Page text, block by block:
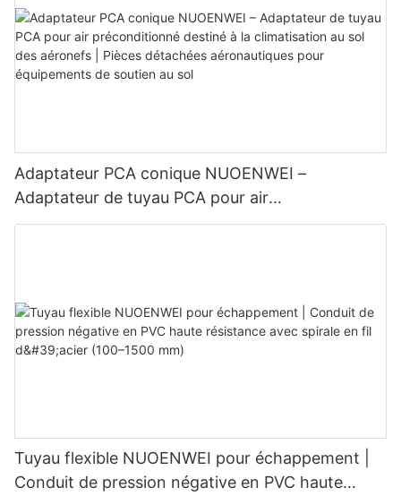
Adaptateur PCA conique NUOENWEI –
Adaptateur de tuyau PCA pour air
préconditionné destiné à la climatisation au sol
Tuyau flexible NUOENWEI pour échappement |
Conduit de pression négative en PVC haute